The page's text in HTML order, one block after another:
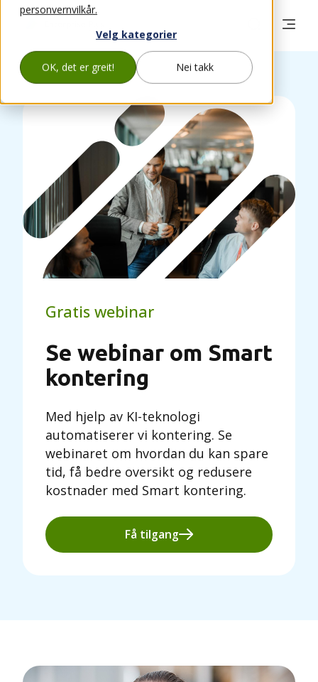
personvernvilkår.
Velg kategorier
OK, det er greit! Nei takk
Gratis webinar
Se webinar om Smart
kontering
Med hjelp av KI-teknologi
automatiserer vi kontering. Se
webinaret om hvordan du kan spare
tid, få bedre oversikt og redusere
kostnader med Smart kontering.
Få tilgang